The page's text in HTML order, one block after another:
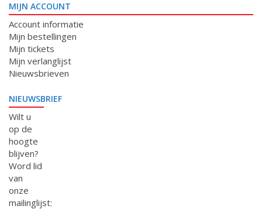
MIJN ACCOUNT
Account informatie
Mijn bestellingen
Mijn tickets
Mijn verlanglijst
Nieuwsbrieven
NIEUWSBRIEF
Wilt u
op de
hoogte
blijven?
Word lid
van
onze
mailinglijst: